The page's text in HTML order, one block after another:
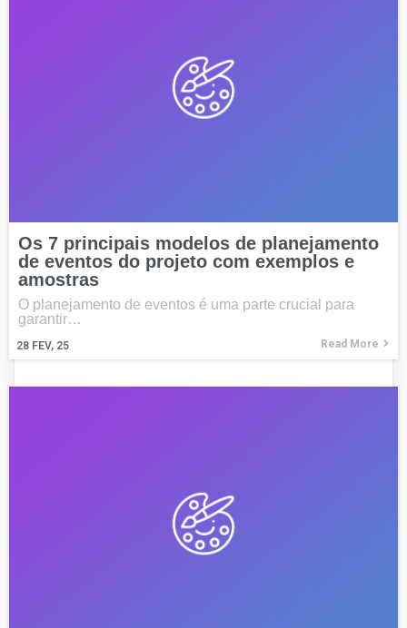
Os 7 principais modelos de planejamento
de eventos do projeto com exemplos e
amostras
28 FEV, 25
O planejamento de eventos é uma parte crucial para
garantir…
Read More